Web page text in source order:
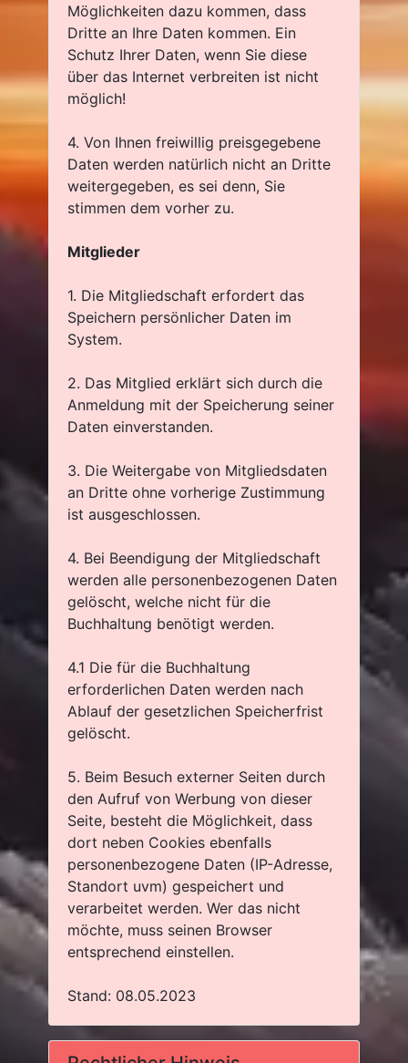
Möglichkeiten dazu kommen, dass
Dritte an Ihre Daten kommen. Ein
Schutz Ihrer Daten, wenn Sie diese
über das Internet verbreiten ist nicht
möglich!
4. Von Ihnen freiwillig preisgegebene
Daten werden natürlich nicht an Dritte
weitergegeben, es sei denn, Sie
stimmen dem vorher zu.
Mitglieder
1. Die Mitgliedschaft erfordert das
Speichern persönlicher Daten im
System.
2. Das Mitglied erklärt sich durch die
Anmeldung mit der Speicherung seiner
Daten einverstanden.
3. Die Weitergabe von Mitgliedsdaten
an Dritte ohne vorherige Zustimmung
ist ausgeschlossen.
4. Bei Beendigung der Mitgliedschaft
werden alle personenbezogenen Daten
gelöscht, welche nicht für die
Buchhaltung benötigt werden.
4.1 Die für die Buchhaltung
erforderlichen Daten werden nach
Ablauf der gesetzlichen Speicherfrist
gelöscht.
5. Beim Besuch externer Seiten durch
den Aufruf von Werbung von dieser
Seite, besteht die Möglichkeit, dass
dort neben Cookies ebenfalls
personenbezogene Daten (IP-Adresse,
Standort uvm) gespeichert und
verarbeitet werden. Wer das nicht
möchte, muss seinen Browser
entsprechend einstellen.
Stand: 08.05.2023